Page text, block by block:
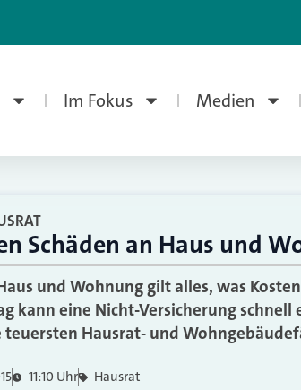
Im Fokus Medien
Schäden an Haus und
und Wohnung gilt alles, was
kann eine Nicht-Versicherung
teuersten Hausrat- und
11:10 Uhr Hausrat